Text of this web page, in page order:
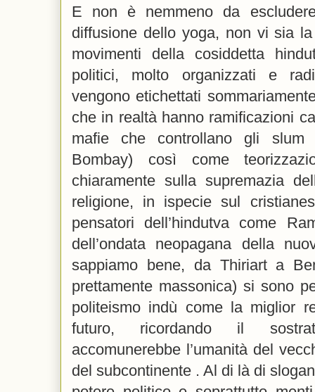
E non è nemmeno da
diffusione dello yoga, non vi sia
movimenti della cosiddetta
politici, molto organizzati e
vengono etichettati
che in realtà hanno ramificazioni
mafie che controllano gli slum
Bombay) così come
chiaramente sulla supremazia
religione, in ispecie sul
pensatori dell’hindutva come
dell’ondata neopagana della
sappiamo bene, da Thiriart a
prettamente massonica) si sono
politeismo indù come la miglior
futuro, ricordando il
accomunerebbe l’umanità del
del subcontinente . Al di là di